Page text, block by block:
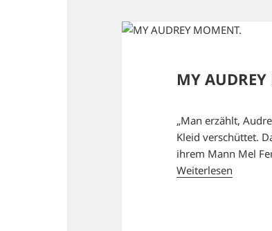
MY
„Man erzählt,
Kleid verschüttet.
ihrem Mann Mel
Weiterlesen